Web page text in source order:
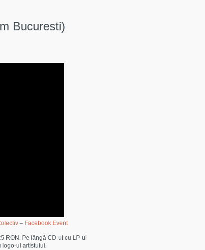
Bucuresti)
– Facebook Event
RON. Pe lângă CD-ul cu LP-ul
logo-ul artistului.